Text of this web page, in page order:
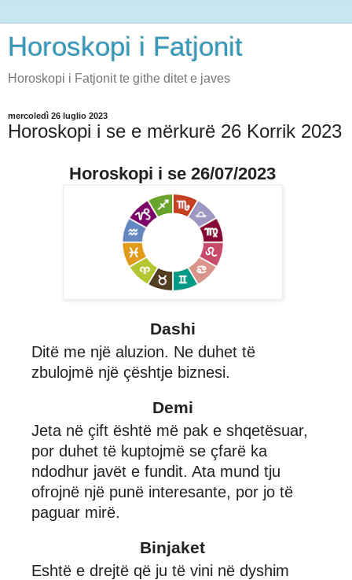
Horoskopi i Fatjonit
Horoskopi i Fatjonit te githe ditet e javes
mercoledì 26 luglio 2023
Horoskopi i se e mërkurë 26 Korrik 2023
Horoskopi i se 26/07/2023
Dashi
Ditë me një aluzion. Ne duhet të
zbulojmë një çështje biznesi.
Demi
Jeta në çift është më pak e shqetësuar,
por duhet të kuptojmë se çfarë ka
ndodhur javët e fundit. Ata mund tju
ofrojnë një punë interesante, por jo të
paguar mirë.
Binjaket
Eshtë e drejtë që ju të vini në dyshim